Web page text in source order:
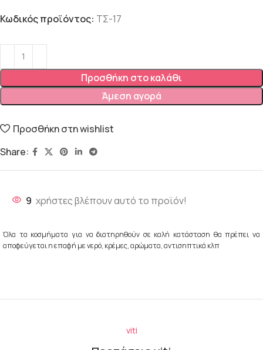
Κωδικός προϊόντος: ΤΣ-17
Προσθήκη στο καλάθι
Άμεση αγορά
Προσθήκη στη wishlist
Share:
9 χρήστες βλέπουν αυτό το προϊόν!
Όλα τα κοσμήματα για να διατηρηθούν σε καλή κατάσταση θα πρέπει να
αποφεύγεται η επαφή με νερό, κρέμες, αρώματα, αντισηπτικά κλπ
viti